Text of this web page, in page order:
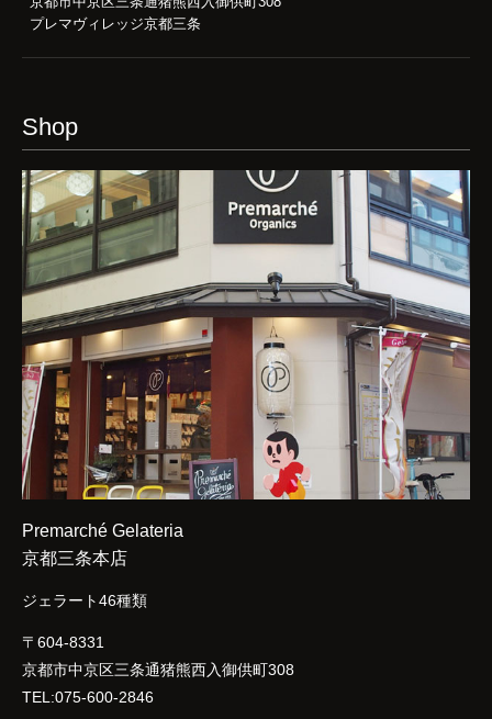
プレマヴィレッジ京都三条
Shop
Premarché Gelateria
京都三条本店
ジェラート46種類
〒604-8331
京都市中京区三条通猪熊西入御供町308
TEL:075-600-2846